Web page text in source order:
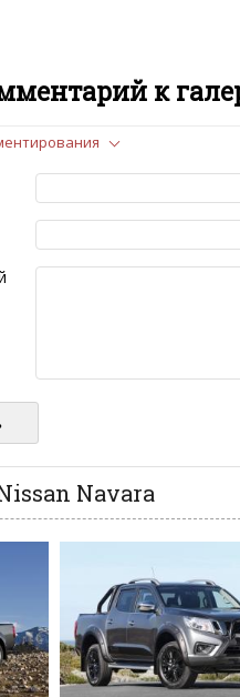
к
был опубликован на
не может быть слишком
высказываний.
отклоняться от предмета
не используйте в
к насилию и
рекламу!
терпением, все комментарии
появиться на сайте с
Navara